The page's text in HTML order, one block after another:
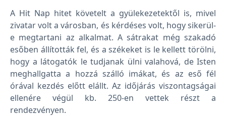
A Hit Nap hitet követelt a gyülekezetektől is, mivel
zivatar volt a városban, és kérdéses volt, hogy sikerül-
e megtartani az alkalmat. A sátrakat még szakadó
esőben állították fel, és a székeket is le kellett törölni,
hogy a látogatók le tudjanak ülni valahová, de Isten
meghallgatta a hozzá szálló imákat, és az eső fél
órával kezdés előtt elállt. Az időjárás viszontagságai
ellenére végül kb. 250-en vettek részt a
rendezvényen.